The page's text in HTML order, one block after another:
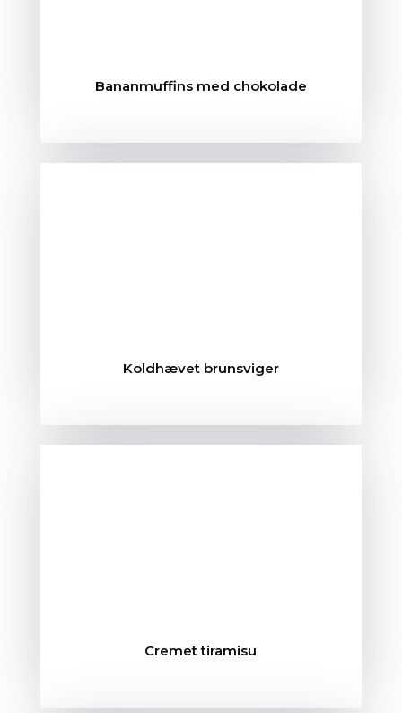
Bananmuffins med chokolade
Koldhævet brunsviger
Cremet tiramisu